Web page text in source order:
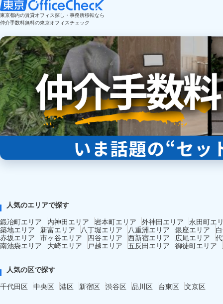
東京都内の賃貸オフィス探し・事務所移転なら
仲介手数料無料の東京オフィスチェック
人気のエリアで探す
鍛冶町エリア
内神田エリア 岩本町エリア 外神田エリア
永田町エ
築地エリア
新富エリア 八丁堀エリア 八重洲エリア 銀座エリア
赤坂エリア 市ヶ谷エリア 四谷エリア 西新宿エリア 広尾エリア
南池袋エリア
大崎エリア 戸越エリア 五反田エリア 御徒町エリア
人気の区で探す
千代田区 中央区 港区 新宿区 渋谷区 品川区 台東区 文京区